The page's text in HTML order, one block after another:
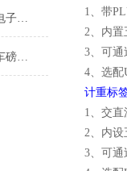
庙行无人值守汽车衡（西渡电子汽车衡）新桥无人值守地磅维修
靖宇吊机称（通化便携式汽车磅）牡丹电子防爆吊称维修
1、带
2、内置
3、可通
4、选配
计重标
1、交直
2、内设
3、可通